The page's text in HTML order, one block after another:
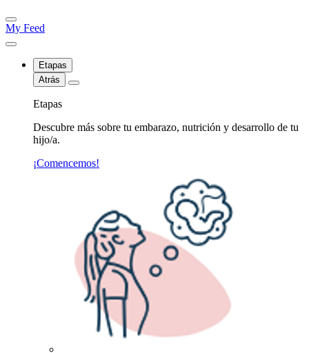
My Feed
Etapas
Atrás
Etapas
Descubre más sobre tu embarazo, nutrición y desarrollo de tu
hijo/a.
¡Comencemos!